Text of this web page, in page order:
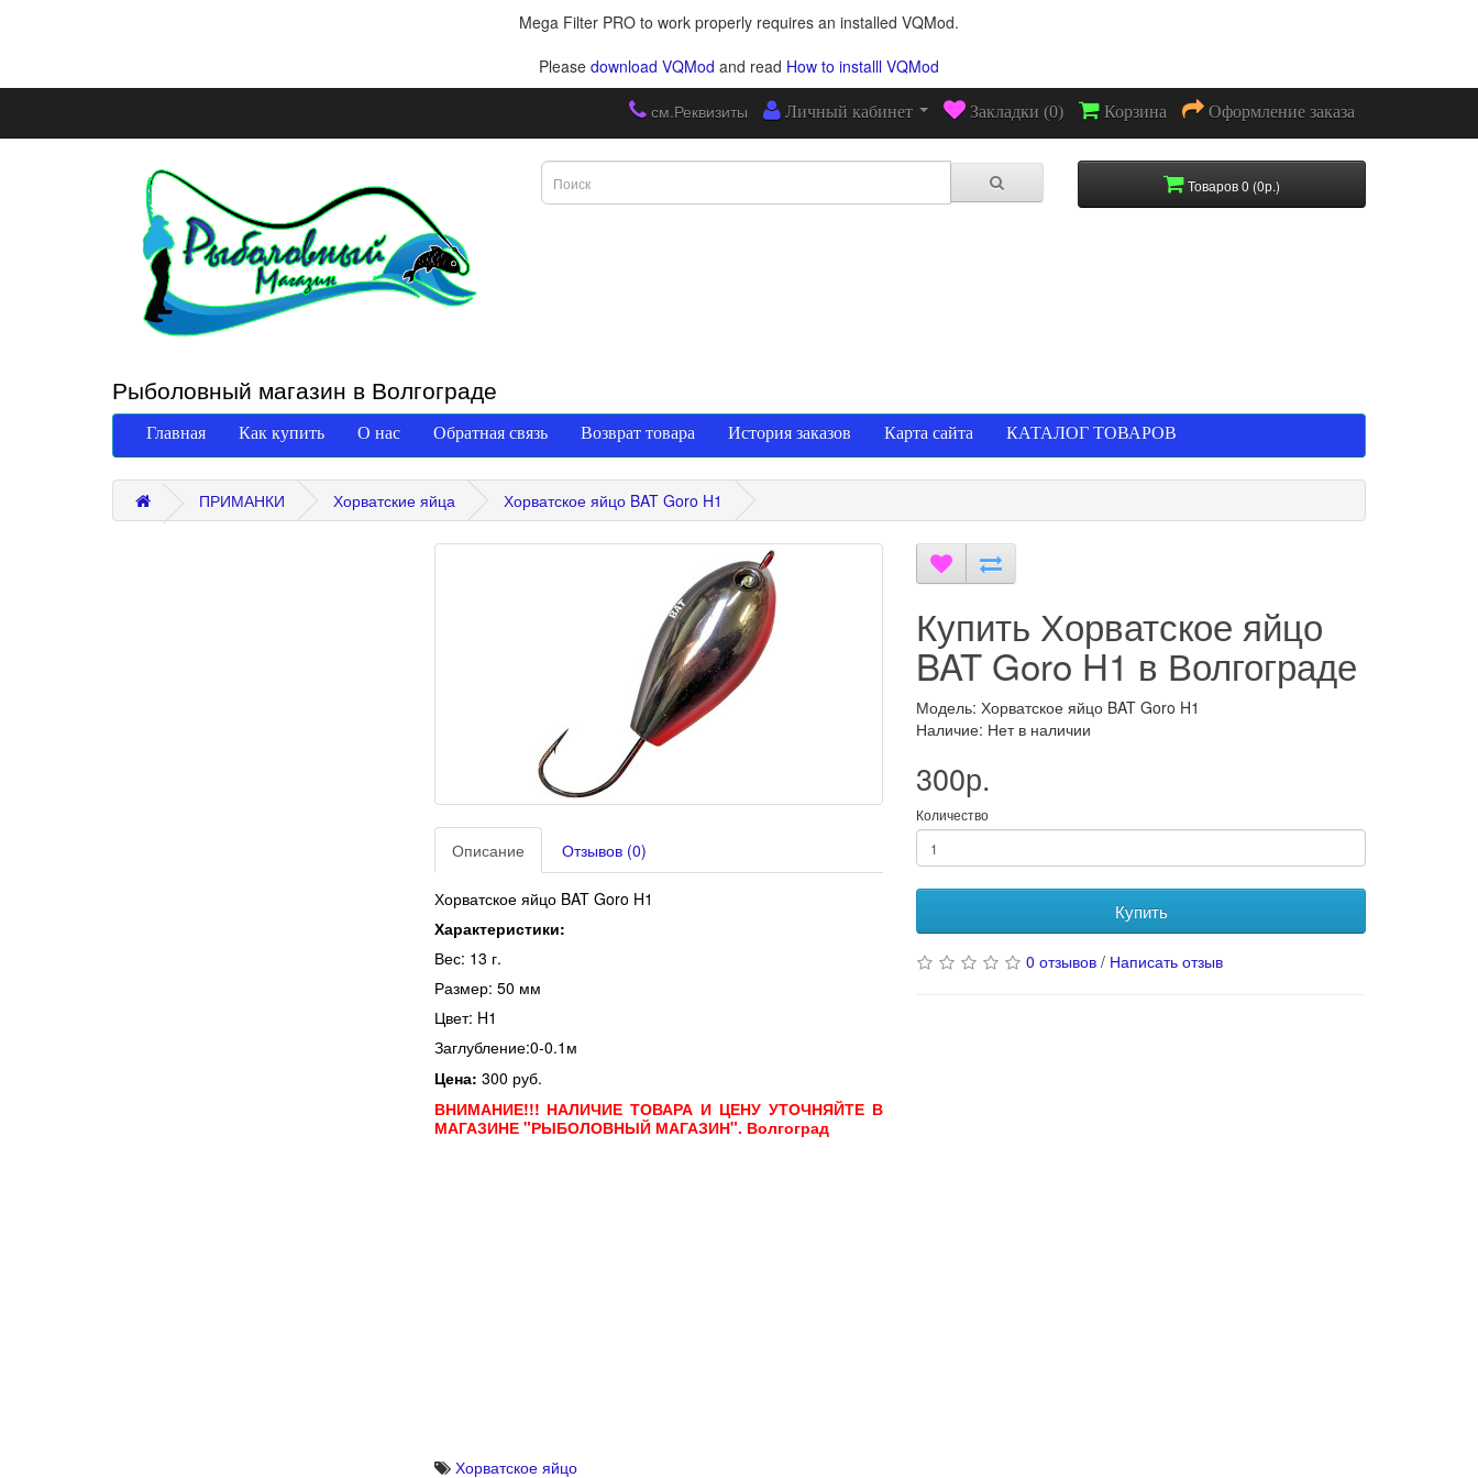
Mega Filter PRO to work properly requires an installed VQMod.
Please download VQMod and read How to installl VQMod
см.Реквизиты Личный кабинет Закладки (0) Корзина Оформление заказа
Товаров 0 (0р.)
Рыболовный магазин в Волгограде
Главная Как купить О нас Обратная связь Возврат товара История заказов Карта сайта КАТАЛОГ ТОВАРОВ
ПРИМАНКИ Хорватские яйца Хорватское яйцо BAT Goro H1
Описание Отзывов (0)
Хорватское яйцо BAT Goro H1
Характеристики:
Вес: 13 г.
Размер: 50 мм
Цвет: H1
Заглубление:0-0.1м
Цена: 300 руб.
ВНИМАНИЕ!!! НАЛИЧИЕ ТОВАРА И ЦЕНУ УТОЧНЯЙТЕ В
МАГАЗИНЕ "РЫБОЛОВНЫЙ МАГАЗИН". Волгоград
Купить Хорватское яйцо
BAT Goro H1 в Волгограде
Модель: Хорватское яйцо BAT Goro H1
Наличие: Нет в наличии
300р.
Количество
Купить
0 отзывов / Написать отзыв
Хорватское яйцо